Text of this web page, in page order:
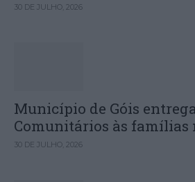
30 DE JULHO, 2026
Município de Góis
Comunitários às famílias
30 DE JULHO, 2026